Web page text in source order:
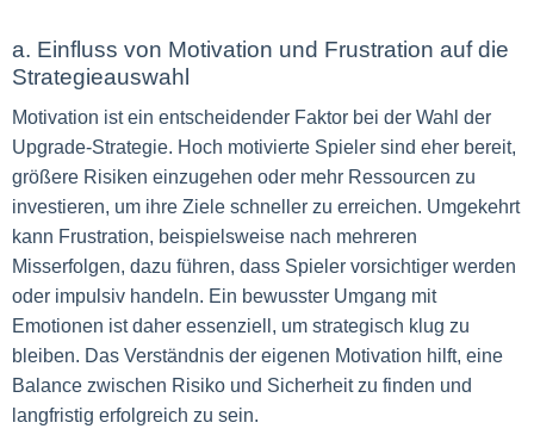
a. Einfluss von Motivation und Frustration auf die
Strategieauswahl
Motivation ist ein entscheidender Faktor bei der Wahl der
Upgrade-Strategie. Hoch motivierte Spieler sind eher bereit,
größere Risiken einzugehen oder mehr Ressourcen zu
investieren, um ihre Ziele schneller zu erreichen. Umgekehrt
kann Frustration, beispielsweise nach mehreren
Misserfolgen, dazu führen, dass Spieler vorsichtiger werden
oder impulsiv handeln. Ein bewusster Umgang mit
Emotionen ist daher essenziell, um strategisch klug zu
bleiben. Das Verständnis der eigenen Motivation hilft, eine
Balance zwischen Risiko und Sicherheit zu finden und
langfristig erfolgreich zu sein.